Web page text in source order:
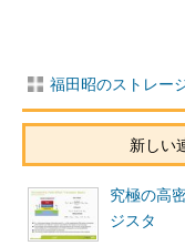
福田昭のストレー
新しい
究極の高
ジスタ